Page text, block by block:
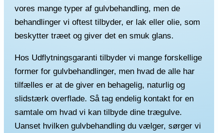
vores mange typer af gulvbehandling, men de
behandlinger vi oftest tilbyder, er lak eller olie, som
beskytter træet og giver det en smuk glans.
Hos Udflytningsgaranti tilbyder vi mange forskellige
former for gulvbehandlinger, men hvad de alle har
tilfælles er at de giver en behagelig, naturlig og
slidstærk overflade. Så tag endelig kontakt for en
samtale om hvad vi kan tilbyde dine trægulve.
Uanset hvilken gulvbehandling du vælger, sørger vi